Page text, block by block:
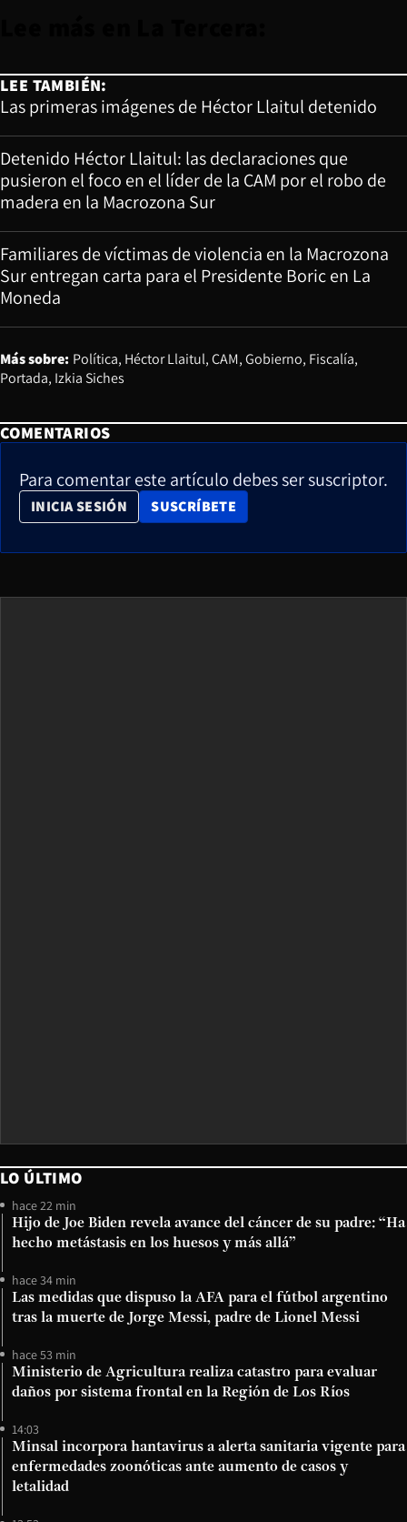
LEE TAMBIÉN:
Las primeras imágenes de Héctor Llaitul detenido
Detenido Héctor Llaitul: las declaraciones que
pusieron el foco en el líder de la CAM por el robo de
madera en la Macrozona Sur
Familiares de víctimas de violencia en la Macrozona
Sur entregan carta para el Presidente Boric en La
Moneda
Más sobre: Política Héctor Llaitul CAM Gobierno Fiscalía
Portada Izkia Siches
COMENTARIOS
Para comentar este artículo debes ser suscriptor.
INICIA SESIÓN SUSCRÍBETE
OPENS IN NEW WINDOW
LO ÚLTIMO
hace 22 min
Hijo de Joe Biden revela avance del cáncer de su padre: “Ha
hecho metástasis en los huesos y más allá”
hace 34 min
Las medidas que dispuso la AFA para el fútbol argentino
tras la muerte de Jorge Messi, padre de Lionel Messi
hace 53 min
Ministerio de Agricultura realiza catastro para evaluar
daños por sistema frontal en la Región de Los Ríos
14:03
Minsal incorpora hantavirus a alerta sanitaria vigente para
enfermedades zoonóticas ante aumento de casos y
letalidad